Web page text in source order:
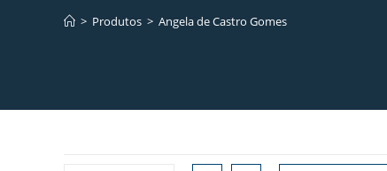
> Produtos > Angela de Castro Gomes